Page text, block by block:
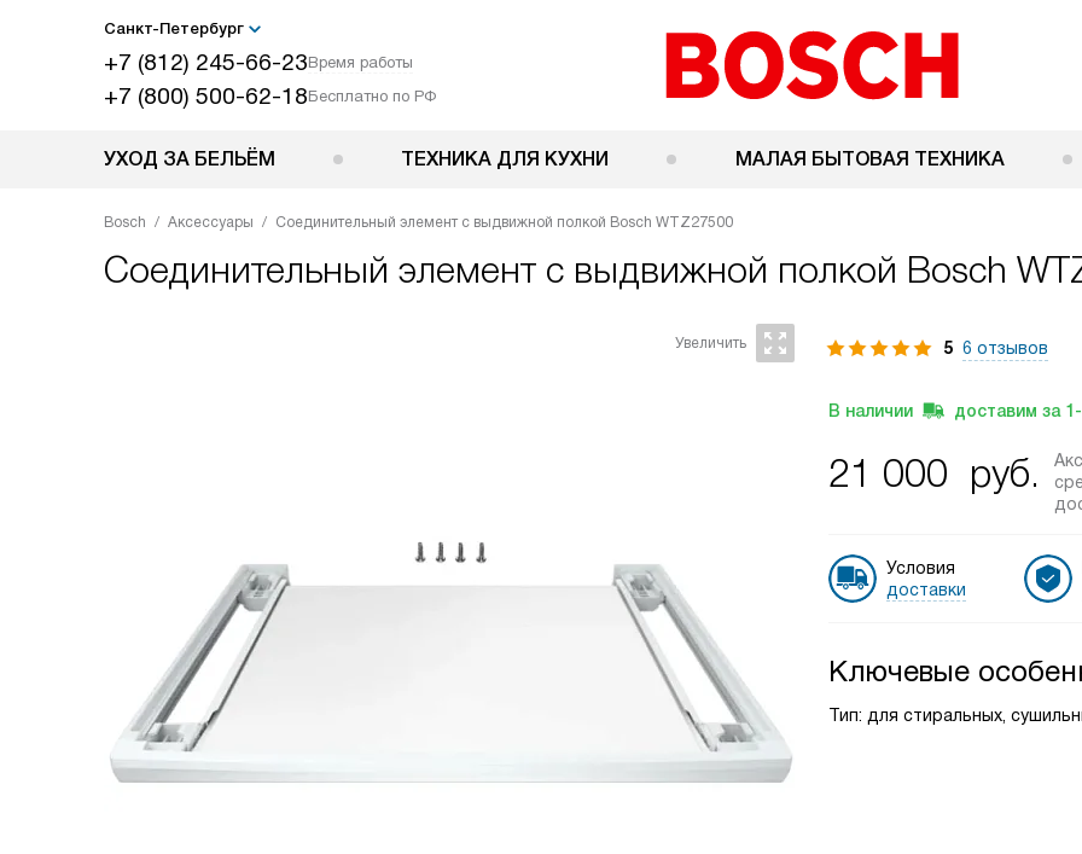
Санкт-Петербург
+7 (812) 245-66-23Время работы
+7 (800) 500-62-18Бесплатно по РФ
УХОД ЗА БЕЛЬЁМ ТЕХНИКА ДЛЯ КУХНИ МАЛАЯ БЫТОВАЯ ТЕХНИКА
Bosch Аксессуары Соединительный элемент с выдвижной полкой Bosch WTZ27500
Соединительный элемент с выдвижной полкой Bosch
5 6 отзывов
В наличии доставим за
21 000 руб.
Условия
доставки
Ключевые
Тип: для стиральных,